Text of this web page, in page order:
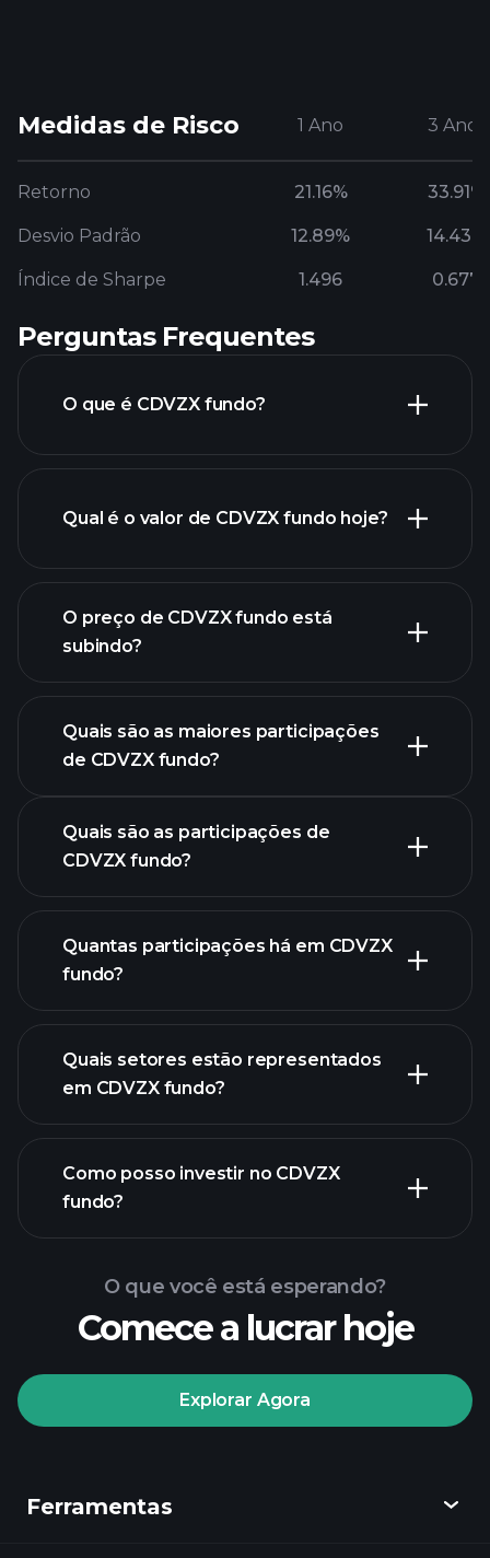
Medidas de Risco 1 Ano 3 Anos
Retorno 21.16% 33.91%
Desvio Padrão 12.89% 14.43%
Índice de Sharpe 1.496 0.677
Perguntas Frequentes
O que é CDVZX fundo?
Qual é o valor de CDVZX fundo hoje?
gráfico
avançado
O preço de CDVZX fundo está
subindo?
Quais são as maiores participações
de CDVZX fundo?
participações
Quais são as participações de
CDVZX fundo?
participações
Quantas participações há em CDVZX
fundo?
participações
Quais setores estão representados
em CDVZX fundo?
Como posso investir no CDVZX
fundo?
recomendado
O que você está esperando?
Comece a lucrar hoje
Explorar Agora
Ferramentas